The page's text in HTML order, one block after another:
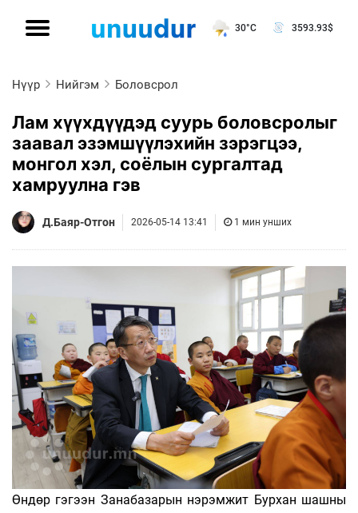
30°C 3593.93$
Нүүр Нийгэм Боловсрол
Лам хүүхдүүдэд суурь боловсролыг
заавал эзэмшүүлэхийн зэрэгцээ,
монгол хэл, соёлын сургалтад
хамруулна гэв
Д.Баяр-Отгон 2026-05-14 13:41 1 мин унших
Өндөр гэгээн Занабазарын нэрэмжит Бурхан шашны